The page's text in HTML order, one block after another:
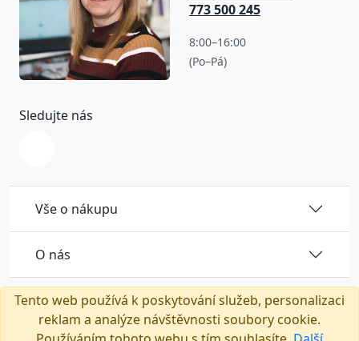
Tento web používá k poskytování služeb, personalizaci
reklam a analýze návštěvnosti soubory cookie.
Vše o nákupu
O nás
773 500 245
8:00–16:00
(Po–Pá)
Sledujte nás